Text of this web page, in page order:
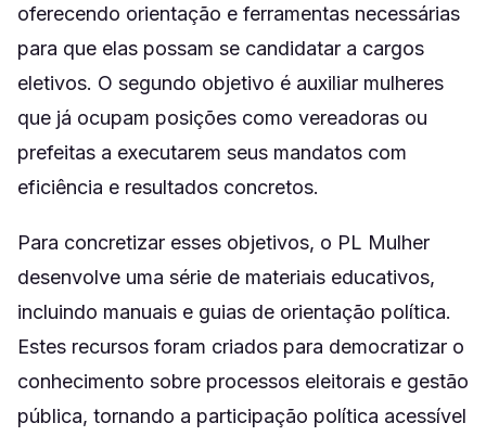
oferecendo orientação e ferramentas necessárias
para que elas possam se candidatar a cargos
eletivos. O segundo objetivo é auxiliar mulheres
que já ocupam posições como vereadoras ou
prefeitas a executarem seus mandatos com
eficiência e resultados concretos.
Para concretizar esses objetivos, o PL Mulher
desenvolve uma série de materiais educativos,
incluindo manuais e guias de orientação política.
Estes recursos foram criados para democratizar o
conhecimento sobre processos eleitorais e gestão
pública, tornando a participação política acessível